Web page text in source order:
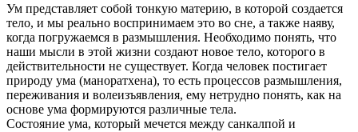
Ум представляет собой тонкую материю, в которой создается
тело, и мы реально воспринимаем это во сне, а также наяву,
когда погружаемся в размышления. Необходимо понять, что
наши мысли в этой жизни создают новое тело, которого в
действительности не существует. Когда человек постигает
природу ума (маноратхена), то есть процессов размышления,
переживания и волеизъявления, ему нетрудно понять, как на
основе ума формируются различные тела.
Состояние ума, который мечется между санкалпой и